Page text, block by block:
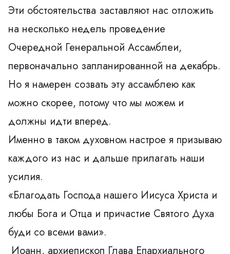
Эти обстоятельства заставляют нас отложить
на несколько недель проведение
Очередной Генеральной Ассамблеи,
первоначально запланированной на декабрь.
Но я намерен созвать эту ассамблею как
можно скорее, потому что мы можем и
должны идти вперед.
Именно в таком духовном настрое я призываю
каждого из нас и дальше прилагать наши
усилия.
«Благодать Господа нашего Иисуса Христа и
любы Бога и Отца и причастие Святого Духа
буди со всеми вами».
 Иоанн, архиепископ Глава Епархиального